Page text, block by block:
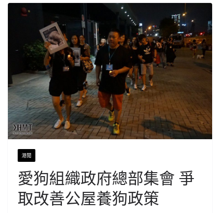
港聞
愛狗組織政府總部集會 爭
取改善公屋養狗政策